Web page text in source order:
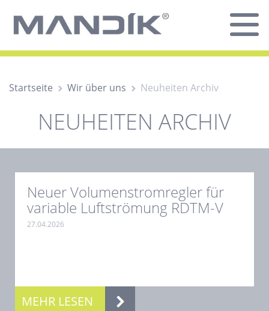
Startseite Wir über uns Neuheiten Archiv
NEUHEITEN ARCHIV
Neuer Volumenstromregler für
variable Luftströmung RDTM-V
27.04.2026
MEHR LESEN